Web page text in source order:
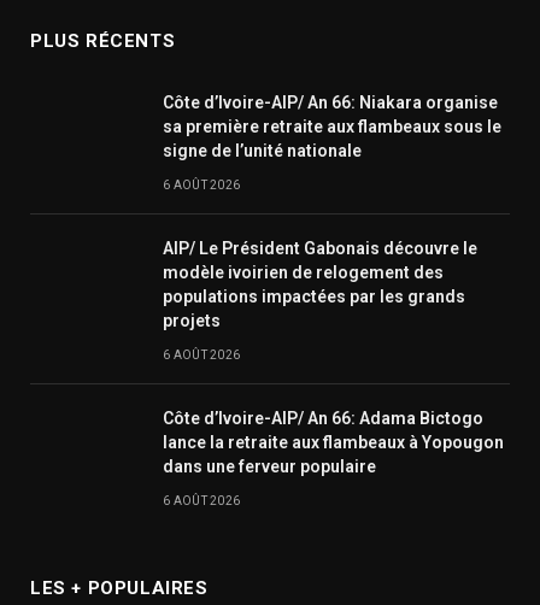
PLUS RÉCENTS
Côte d’Ivoire-AIP/ An 66: Niakara organise
sa première retraite aux flambeaux sous le
signe de l’unité nationale
6 AOÛT 2026
AIP/ Le Président Gabonais découvre le
modèle ivoirien de relogement des
populations impactées par les grands
projets
6 AOÛT 2026
Côte d’Ivoire-AIP/ An 66: Adama Bictogo
lance la retraite aux flambeaux à Yopougon
dans une ferveur populaire
6 AOÛT 2026
LES + POPULAIRES